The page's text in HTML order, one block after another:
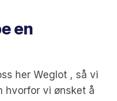
en
her Weglot , så vi
hvorfor vi ønsket å